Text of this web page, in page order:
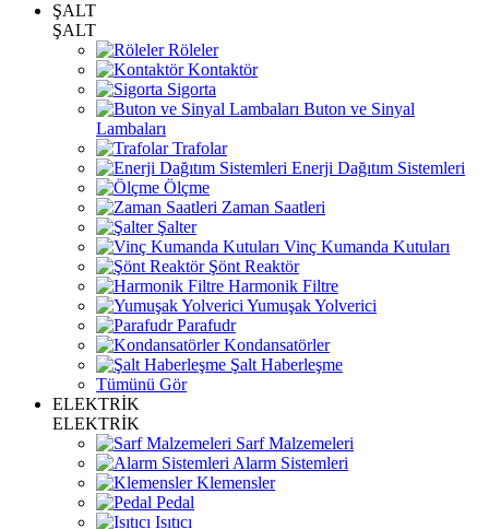
ŞALT
ŞALT
Röleler
Kontaktör
Sigorta
Buton ve Sinyal
Lambaları
Trafolar
Enerji Dağıtım Sistemleri
Ölçme
Zaman Saatleri
Şalter
Vinç Kumanda Kutuları
Şönt Reaktör
Harmonik Filtre
Yumuşak Yolverici
Parafudr
Kondansatörler
Şalt Haberleşme
Tümünü Gör
ELEKTRİK
ELEKTRİK
Sarf Malzemeleri
Alarm Sistemleri
Klemensler
Pedal
Isıtıcı